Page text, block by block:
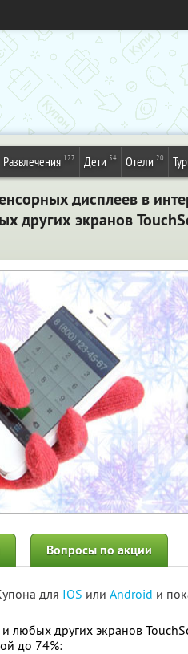
Развлечения 127 Дети 54 Отели 20
дисплеев в
других экранов
Вопросы по акции
для IOS или Android и
любых других экранов
до 74%: